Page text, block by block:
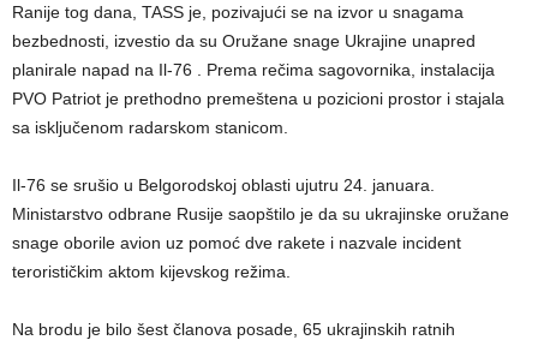
Ranije tog dana, TASS je, pozivajući se na izvor u snagama
bezbednosti, izvestio da su Oružane snage Ukrajine unapred
planirale napad na Il-76 . Prema rečima sagovornika, instalacija
PVO Patriot je prethodno premeštena u pozicioni prostor i stajala
sa isključenom radarskom stanicom.
Il-76 se srušio u Belgorodskoj oblasti ujutru 24. januara.
Ministarstvo odbrane Rusije saopštilo je da su ukrajinske oružane
snage oborile avion uz pomoć dve rakete i nazvale incident
terorističkim aktom kijevskog režima.
Na brodu je bilo šest članova posade, 65 ukrajinskih ratnih